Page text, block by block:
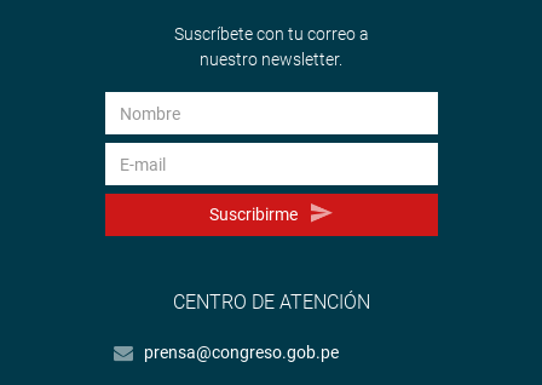
Suscríbete con tu correo a
nuestro newsletter.
Suscribirme
CENTRO DE ATENCIÓN
prensa@congreso.gob.pe